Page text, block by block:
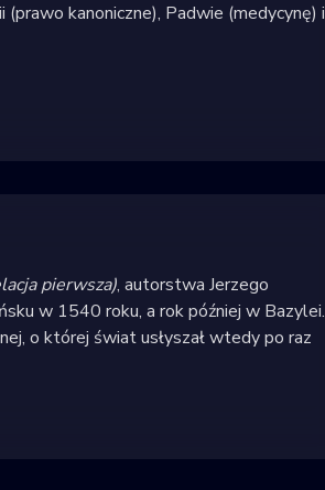
kanoniczne), Padwie (medycynę) i
pierwsza), autorstwa Jerzego
w 1540 roku, a rok później w Bazylei.
o której świat usłyszał wtedy po raz